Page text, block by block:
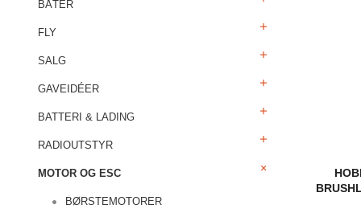
BÅTER
FLY
SALG
GAVEIDÉER
BATTERI & LADING
RADIOUTSTYR
MOTOR OG ESC
BØRSTEMOTORER